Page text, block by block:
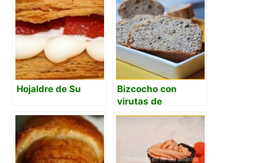
Hojaldre de Su
Bizcocho con
virutas de
chocolate y polvo